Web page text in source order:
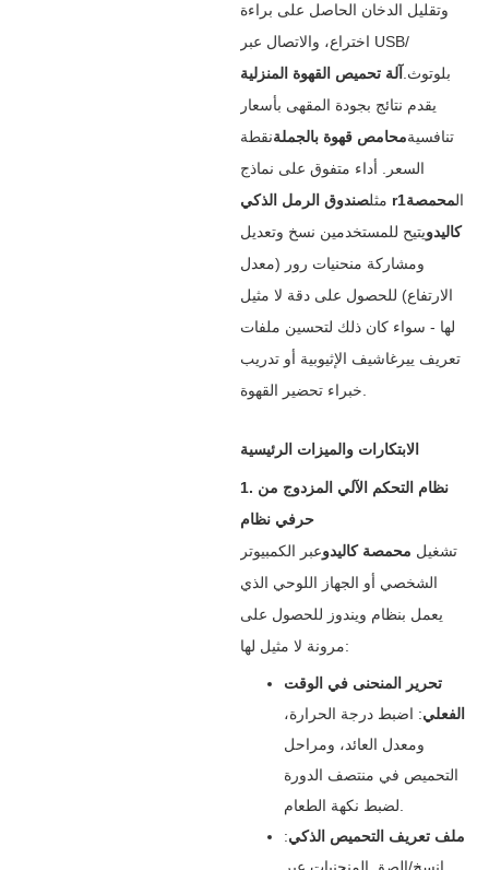
وتقليل الدخان الحاصل على براءة
اختراع، والاتصال عبر USB/
بلوتوث. آلة تحميص القهوة المنزلية
يقدم نتائج بجودة المقهى بأسعار
تنافسيةمحامص قهوة بالجملةنقطة
السعر. أداء متفوق على نماذج
مثل صندوق الرمل الذكي r1 المحمصة
كاليدويتيح للمستخدمين نسخ وتعديل
ومشاركة منحنيات رور (معدل
الارتفاع) للحصول على دقة لا مثيل
لها - سواء كان ذلك لتحسين ملفات
تعريف ييرغاشيف الإثيوبية أو تدريب
الابتكارات والميزات الرئيسية
1. نظام التحكم الآلي المزدوج من
حرفي نظام
تشغيل ‌ محمصة كاليدوعبر الكمبيوتر
الشخصي أو الجهاز اللوحي الذي
يعمل بنظام ويندوز للحصول على
مرونة لا مثيل لها:
تحرير المنحنى في الوقت
الفعلي‌: اضبط درجة الحرارة،
ومعدل العائد، ومراحل
التحميص في منتصف الدورة
ملف تعريف التحميص الذكي‌: